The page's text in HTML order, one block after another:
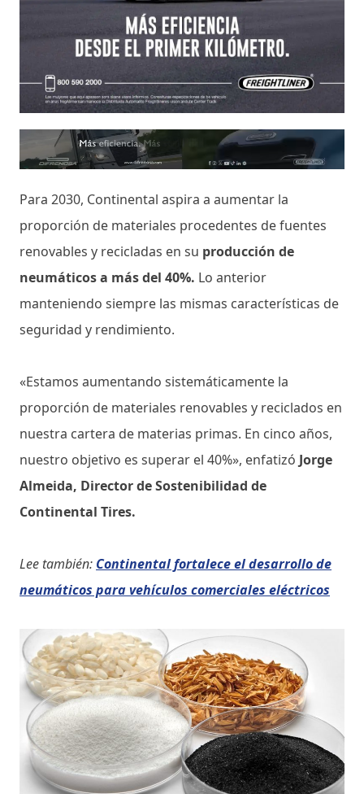
Para 2030, Continental aspira a aumentar la
proporción de materiales procedentes de fuentes
renovables y recicladas en su producción de
neumáticos a más del 40%. Lo anterior
manteniendo siempre las mismas características de
seguridad y rendimiento.
«Estamos aumentando sistemáticamente la
proporción de materiales renovables y reciclados en
nuestra cartera de materias primas. En cinco años,
nuestro objetivo es superar el 40%», enfatizó Jorge
Almeida, Director de Sostenibilidad de
Continental Tires.
Lee también: Continental fortalece el desarrollo de
neumáticos para vehículos comerciales eléctricos